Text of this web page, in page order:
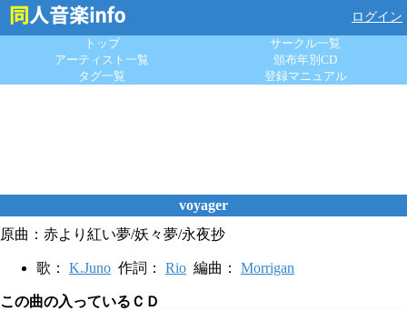
ログイン
トップ
サークル一覧
アーティスト一覧
頒布年別CD
タグ一覧
登録マニュアル
voyager
原曲：赤より紅い夢/妖々夢/永夜抄
歌： K.Juno 作詞： Rio 編曲： Morrigan
この曲の入っているＣＤ